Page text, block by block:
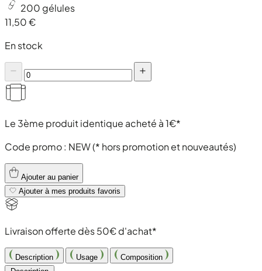
200 gélules
11,50 €
En stock
Le 3ème produit identique acheté à 1€*
Code promo : NEW(* hors promotion et nouveautés)
Ajouter au panier
Ajouter à mes produits favoris
Livraison offerte dès 50€ d'achat*
Description Usage
Composition